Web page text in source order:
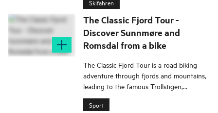
Skifahren
The Classic Fjord Tour -
Discover Sunnmøre and
Romsdal from a bike
The Classic Fjord Tour is a road biking
adventure through fjords and mountains,
leading to the famous Trollstigen,
Geiranger and hidden gems in the
Hjørundfjord.
Sport